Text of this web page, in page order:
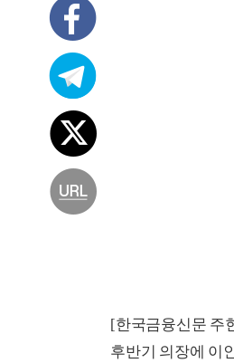
[한국금융신문 주
후반기 의장에 이